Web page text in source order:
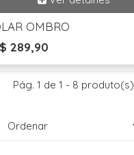
OMBRO
289,90
Pág. 1 de 1 - 8 produto(s)